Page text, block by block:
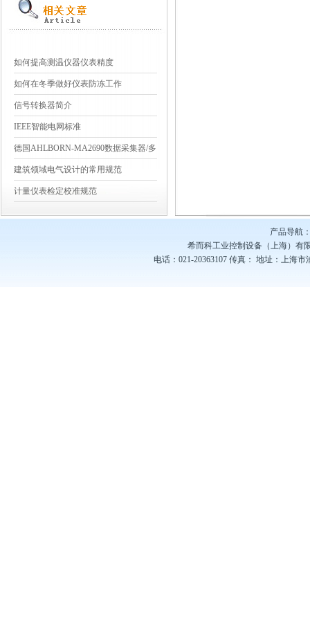
如何提高测温仪器仪表精度
如何在冬季做好仪表防冻工作
信号转换器简介
IEEE智能电网标准
德国AHLBORN-MA2690数据采集器/多
点测量
建筑领域电气设计的常用规范
计量仪表检定校准规范
产品导航
希而科工业控制设备（上海）有
电话：021-20363107 传真： 地址：上海市